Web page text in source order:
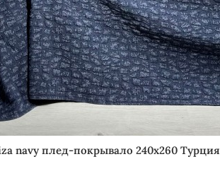
navy плед-покрывало 240х260 Турция